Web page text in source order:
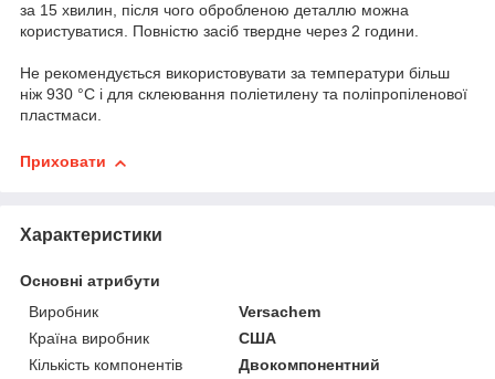
за 15 хвилин, після чого обробленою деталлю можна
користуватися. Повністю засіб твердне через 2 години.
Не рекомендується використовувати за температури більш
ніж 930 °C і для склеювання поліетилену та поліпропіленової
пластмаси.
Приховати
Характеристики
Основні атрибути
Виробник
Versachem
Країна виробник
США
Кількість компонентів
Двокомпонентний